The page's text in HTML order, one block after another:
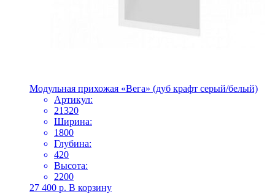
Модульная прихожая «Вега» (дуб крафт серый/белый)
Артикул:
21320
Ширина:
1800
Глубина:
420
Высота:
2200
27 400 р. В корзину